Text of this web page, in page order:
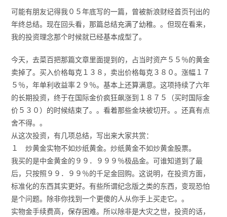
可能有朋友记得我０５年底写的一篇，曾被新浪财经首页刊出的
年终总结。现在回头看，那篇总结充满了幼稚。。但现在看来，
我的投资理念那个时候就已经基本成型了。
今天，去菜百把那篇文章里面提到的，占当时资产５５％的黄金
卖掉了。买入价格每克１３８，卖出价格每克３８０。涨幅１７
５％，年单利收益率２９％。基本上还算满意。这项持续了六年
的长期投资，终于在国际金价疯狂飙涨到１８７５（买时国际金
价５３０）的时候结束了。。看着那些金块被切开。。还真有点
舍不得。。
从这次投资，有几项总结，写出来大家共赏：
１ 炒黄金实物不如炒纸黄金。炒纸黄金不如炒黄金股票。
我买的是中金黄金的９９．９９９％极品金。可谁知道到了最
后，只按照９９．９９％的千足金回购。这说明，在投资方面，
标准化的东西其实更好。有些所谓纪念版之类的东西，变现恐怕
是个问题。除非你找到一个更傻的人从你手上买走它。。
实物金手续费高，保存困难。所以除非是大灾之世，投资的话，